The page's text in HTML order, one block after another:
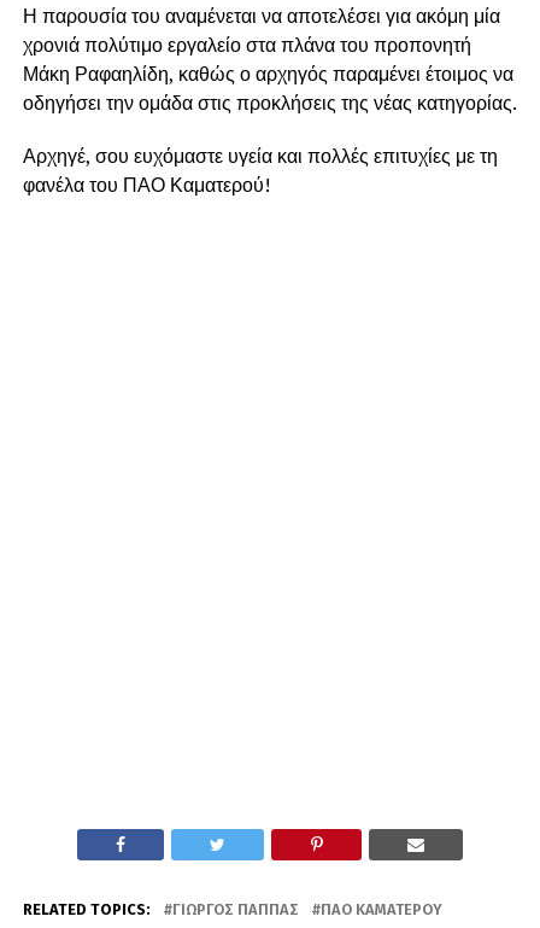
Η παρουσία του αναμένεται να αποτελέσει για ακόμη μία
χρονιά πολύτιμο εργαλείο στα πλάνα του προπονητή
Μάκη Ραφαηλίδη, καθώς ο αρχηγός παραμένει έτοιμος να
οδηγήσει την ομάδα στις προκλήσεις της νέας κατηγορίας.
Αρχηγέ, σου ευχόμαστε υγεία και πολλές επιτυχίες με τη
φανέλα του ΠΑΟ Καματερού!
RELATED TOPICS: ΓΙΏΡΓΟΣ ΠΑΠΠΆΣ ΠΑΟ ΚΑΜΑΤΕΡΟΎ